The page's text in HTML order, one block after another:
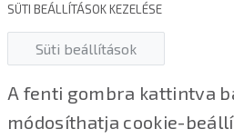
SÜTI BEÁLLÍTÁSOK KEZELÉSE
Süti beállítások
A fenti gombra kattintva
módosíthatja cookie-